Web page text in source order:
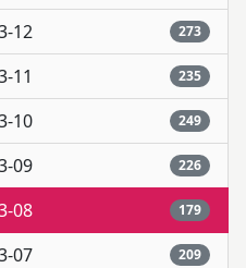
12 273
11 235
10 249
09 226
08 179
07 209